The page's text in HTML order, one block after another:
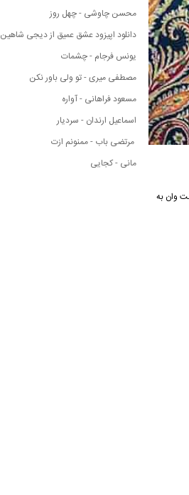
وان به
محسن چاوشی - چهل روز
دانلود اپیزود عشق عمیق از دیجی شاهین
یونس فرجام - چشمات
مصطفی میری - تو ولی باور نکن
مسعود فراهانی - آواره
اسماعیل ارندان - سردیار
مرتضی باب - ممنونم ازت
مانی - کجایی